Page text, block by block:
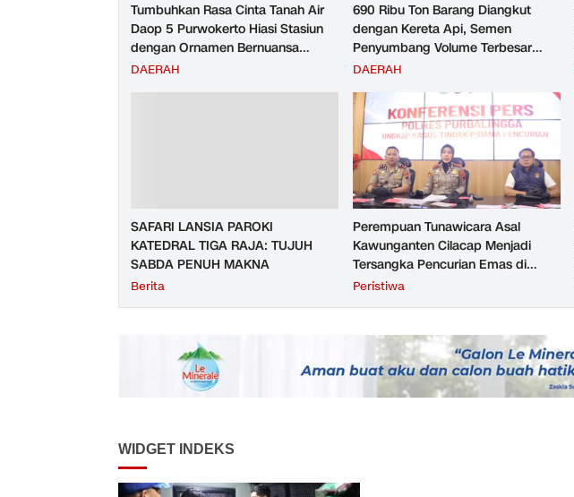
Tumbuhkan Rasa Cinta Tanah Air
Daop 5 Purwokerto Hiasi Stasiun
dengan Ornamen Bernuansa
Merah Putih
DAERAH
690 Ribu Ton Barang Diangkut
dengan Kereta Api, Semen
Penyumbang Volume Terbesar
Angkutan Barang KAI Daop 5
Tahun 2026
DAERAH
SAFARI LANSIA PAROKI
KATEDRAL TIGA RAJA: TUJUH
SABDA PENUH MAKNA
Berita
Perempuan Tunawicara Asal
Kawunganten Cilacap Menjadi
Tersangka Pencurian Emas di
Purbalingga
Peristiwa
WIDGET INDEKS